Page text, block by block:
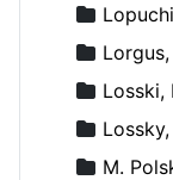
Losski,
M.